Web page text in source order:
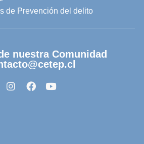
de Prevención del delito
nuestra Comunidad